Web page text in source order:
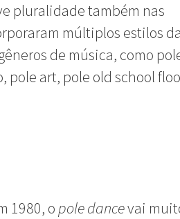
pluralidade também nas
múltiplos estilos da
de música, como
pole art, pole old school
1980, o pole dancevai